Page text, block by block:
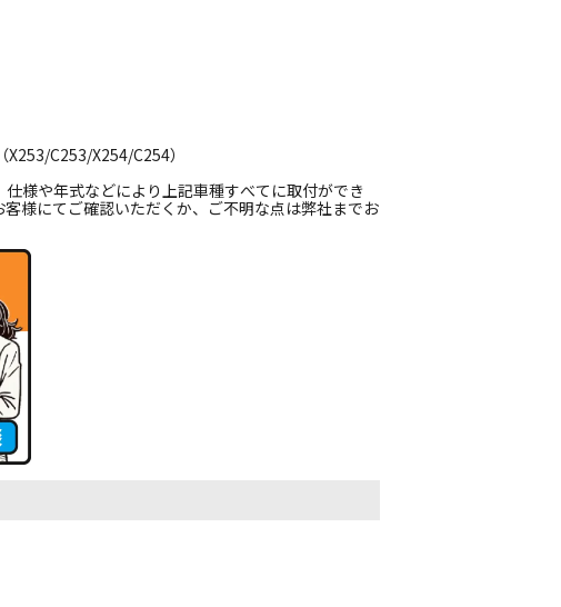
X253/C253/X254/C254）
様や年式などにより上記車種すべてに取付ができ
様にてご確認いただくか、ご不明な点は弊社までお